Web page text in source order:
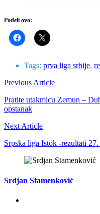
Podeli ovo:
Tags: prva liga srbije,
Previous Article
Pratite utakmicu Zemun –
opstanak
Next Article
Srpska liga Istok -rezultati
Srdjan Stamenković